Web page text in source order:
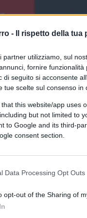
- Il rispetto della
partner utilizziamo, sul
fornire
di seguito si acconsente
tue scelte sul consenso
that this website/app uses
but not limited to
to Google and its third-
consent section.
Data Processing Opt Outs
opt-out of the Sharing of
su Google
libertaria,
coerente del
dell’umano.
da poco,